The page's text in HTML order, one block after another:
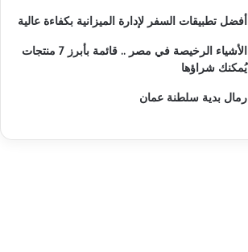
أفضل تطبيقات السفر لإدارة الميزانية بكفاءة عالية
الأشياء الرخيصة في مصر .. قائمة بأبرز 7 منتجات
يُمكنك شراؤها
رمال بدية سلطنة عمان